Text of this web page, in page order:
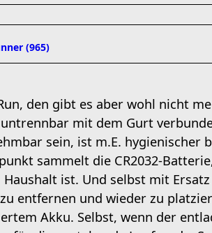
(965)
den gibt es aber wohl nicht
mit dem Gurt
sein, ist m.E. hygienischer
sammelt die CR2032-
ist. Und selbst mit
entfernen und wieder zu
Akku. Selbst, wenn der